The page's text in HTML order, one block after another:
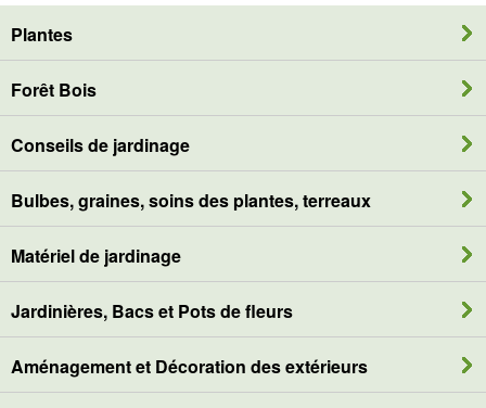
Plantes
Forêt Bois
Conseils de jardinage
Bulbes, graines, soins des plantes, terreaux
Matériel de jardinage
Jardinières, Bacs et Pots de fleurs
Aménagement et Décoration des extérieurs